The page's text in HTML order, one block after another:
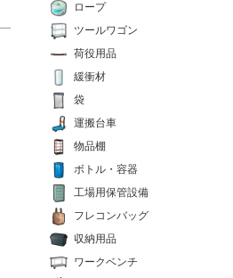
ロープ
ツールワゴン
荷役用品
緩衝材
袋
運搬台車
物品棚
ボトル・容器
工場用保管設備
フレコンバッグ
収納用品
ワークベンチ